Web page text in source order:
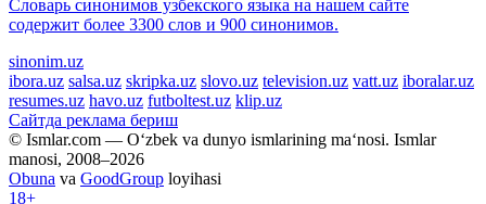
Словарь синонимов узбекского языка на нашем сайте
содержит более 3300 слов и 900 синонимов.
sinonim.uz
ibora.uz salsa.uz skripka.uz slovo.uz television.uz vatt.uz iboralar.uz
resumes.uz havo.uz futboltest.uz klip.uz
Сайтда реклама бериш
© Ismlar.com — O‘zbek va dunyo ismlarining ma‘nosi. Ismlar
manosi, 2008–2026
Obuna va GoodGroup loyihasi
18+